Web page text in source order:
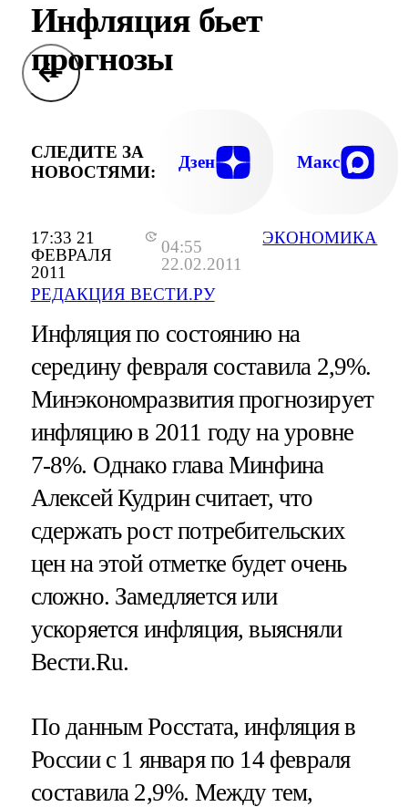
17:33 21
ФЕВРАЛЯ
2011
04:55
22.02.2011
РЕДАКЦИЯ ВЕСТИ.РУ
ЭКОНОМИКА
Инфляция бьет
прогнозы
СЛЕДИТЕ ЗА
НОВОСТЯМИ:
Дзен Макс
Инфляция по состоянию на
середину февраля составила 2,9%.
Минэкономразвития прогнозирует
инфляцию в 2011 году на уровне
7-8%. Однако глава Минфина
Алексей Кудрин считает, что
сдержать рост потребительских
цен на этой отметке будет очень
сложно. Замедляется или
ускоряется инфляция, выясняли
Вести.Ru.
По данным Росстата, инфляция в
России с 1 января по 14 февраля
составила 2,9%. Между тем,